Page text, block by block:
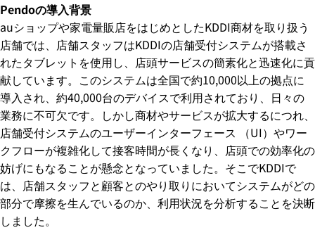
Pendoの導入背景
auショップや家電量販店をはじめとしたKDDI商材を取り扱う
店舗では、店舗スタッフはKDDIの店舗受付システムが搭載さ
れたタブレットを使用し、店頭サービスの簡素化と迅速化に貢
献しています。このシステムは全国で約10,000以上の拠点に
導入され、約40,000台のデバイスで利用されており、日々の
業務に不可欠です。しかし商材やサービスが拡大するにつれ、
店舗受付システムのユーザーインターフェース （UI）やワー
クフローが複雑化して接客時間が長くなり、店頭での効率化の
妨げにもなることが懸念となっていました。そこでKDDIで
は、店舗スタッフと顧客とのやり取りにおいてシステムがどの
部分で摩擦を生んでいるのか、利用状況を分析することを決断
しました。